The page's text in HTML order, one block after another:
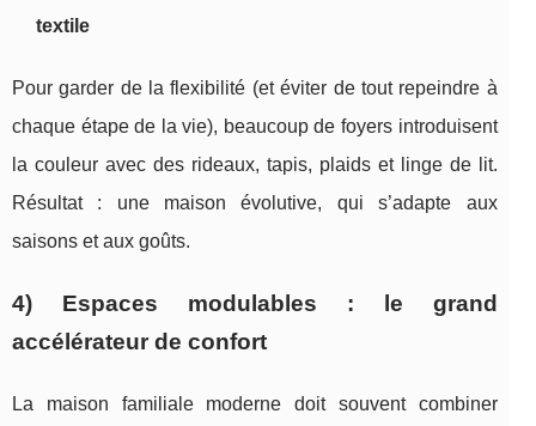
textile
Pour garder de la flexibilité (et éviter de tout repeindre à
chaque étape de la vie), beaucoup de foyers introduisent
la couleur avec des rideaux, tapis, plaids et linge de lit.
Résultat : une maison évolutive, qui s’adapte aux
saisons et aux goûts.
4) Espaces modulables : le grand
accélérateur de confort
La maison familiale moderne doit souvent combiner